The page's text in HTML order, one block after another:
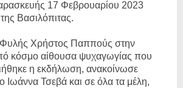
17 Φεβρουαρίου 2023
Βασιλόπιτας.
Χρήστος Παππούς στην
κόσμο αίθουσα ψυχαγωγίας που
η εκδήλωση, ανακοίνωσε
Ιωάννα Τσεβά και σε όλα τα μέλη,